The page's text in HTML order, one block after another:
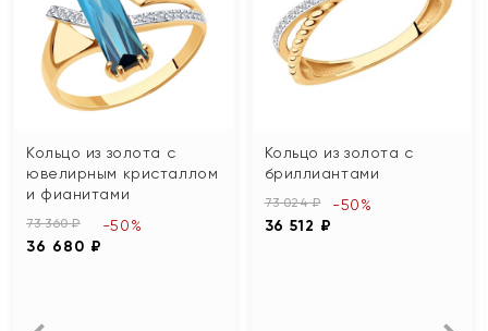
Кольцо из золота с
ювелирным кристаллом
и фианитами
73 360 ₽
36 680 ₽
-50%
Кольцо из золота с
бриллиантами
73 024 ₽
36 512 ₽
-50%